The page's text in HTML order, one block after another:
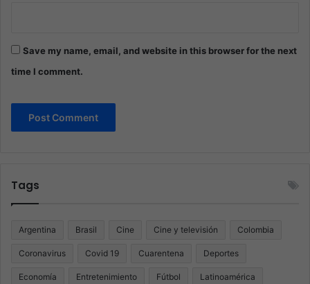
Save my name, email, and website in this browser for the next
time I comment.
Tags
Argentina Brasil Cine Cine y televisión Colombia
Coronavirus Covid 19 Cuarentena Deportes
Economía Entretenimiento Fútbol Latinoamérica